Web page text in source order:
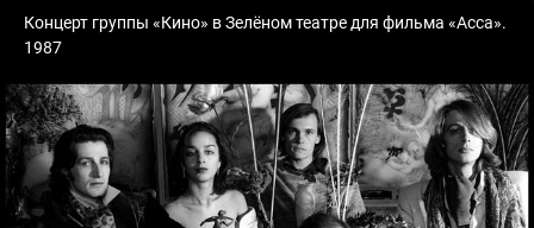
Концерт группы «Кино» в Зелёном театре для фильма «Асса».
1987